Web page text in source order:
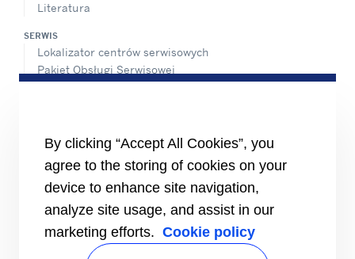
Literatura
SERWIS
Lokalizator centrów serwisowych
Pakiet Obsługi Serwisowej
Centrum Medialne
Kontakt z działem sprzedaży
Wskaźnik równości płci
By clicking “Accept All Cookies”, you
agree to the storing of cookies on your
device to enhance site navigation,
analyze site usage, and assist in our
marketing efforts. Cookie policy